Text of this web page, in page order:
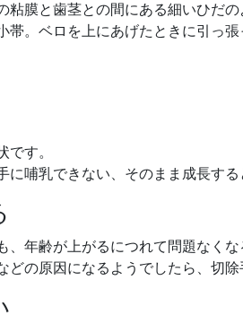
膜と歯茎との間にある細いひだの
。ベロを上にあげたときに引っ張
す。
哺乳できない、そのまま成長す
年齢が上がるにつれて問題なくな
の原因になるようでしたら、切除